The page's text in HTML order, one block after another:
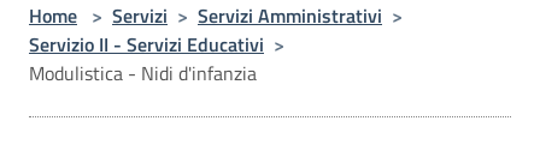
Home > Servizi > Servizi Amministrativi >
Servizio II - Servizi Educativi >
Modulistica - Nidi d'infanzia